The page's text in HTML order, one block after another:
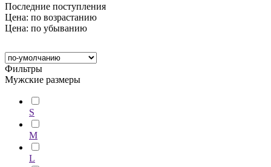
Последние поступления
Цена: по возрастанию
Цена: по убыванию
Фильтры
Мужские размеры
S
M
L